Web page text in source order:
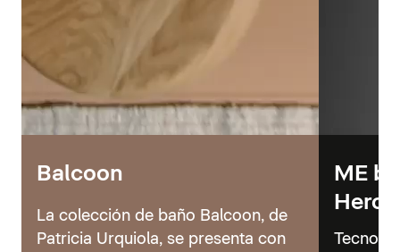
Balcoon
La colección de baño Balcoon, de
Patricia Urquiola, se presenta con
ME
Hero